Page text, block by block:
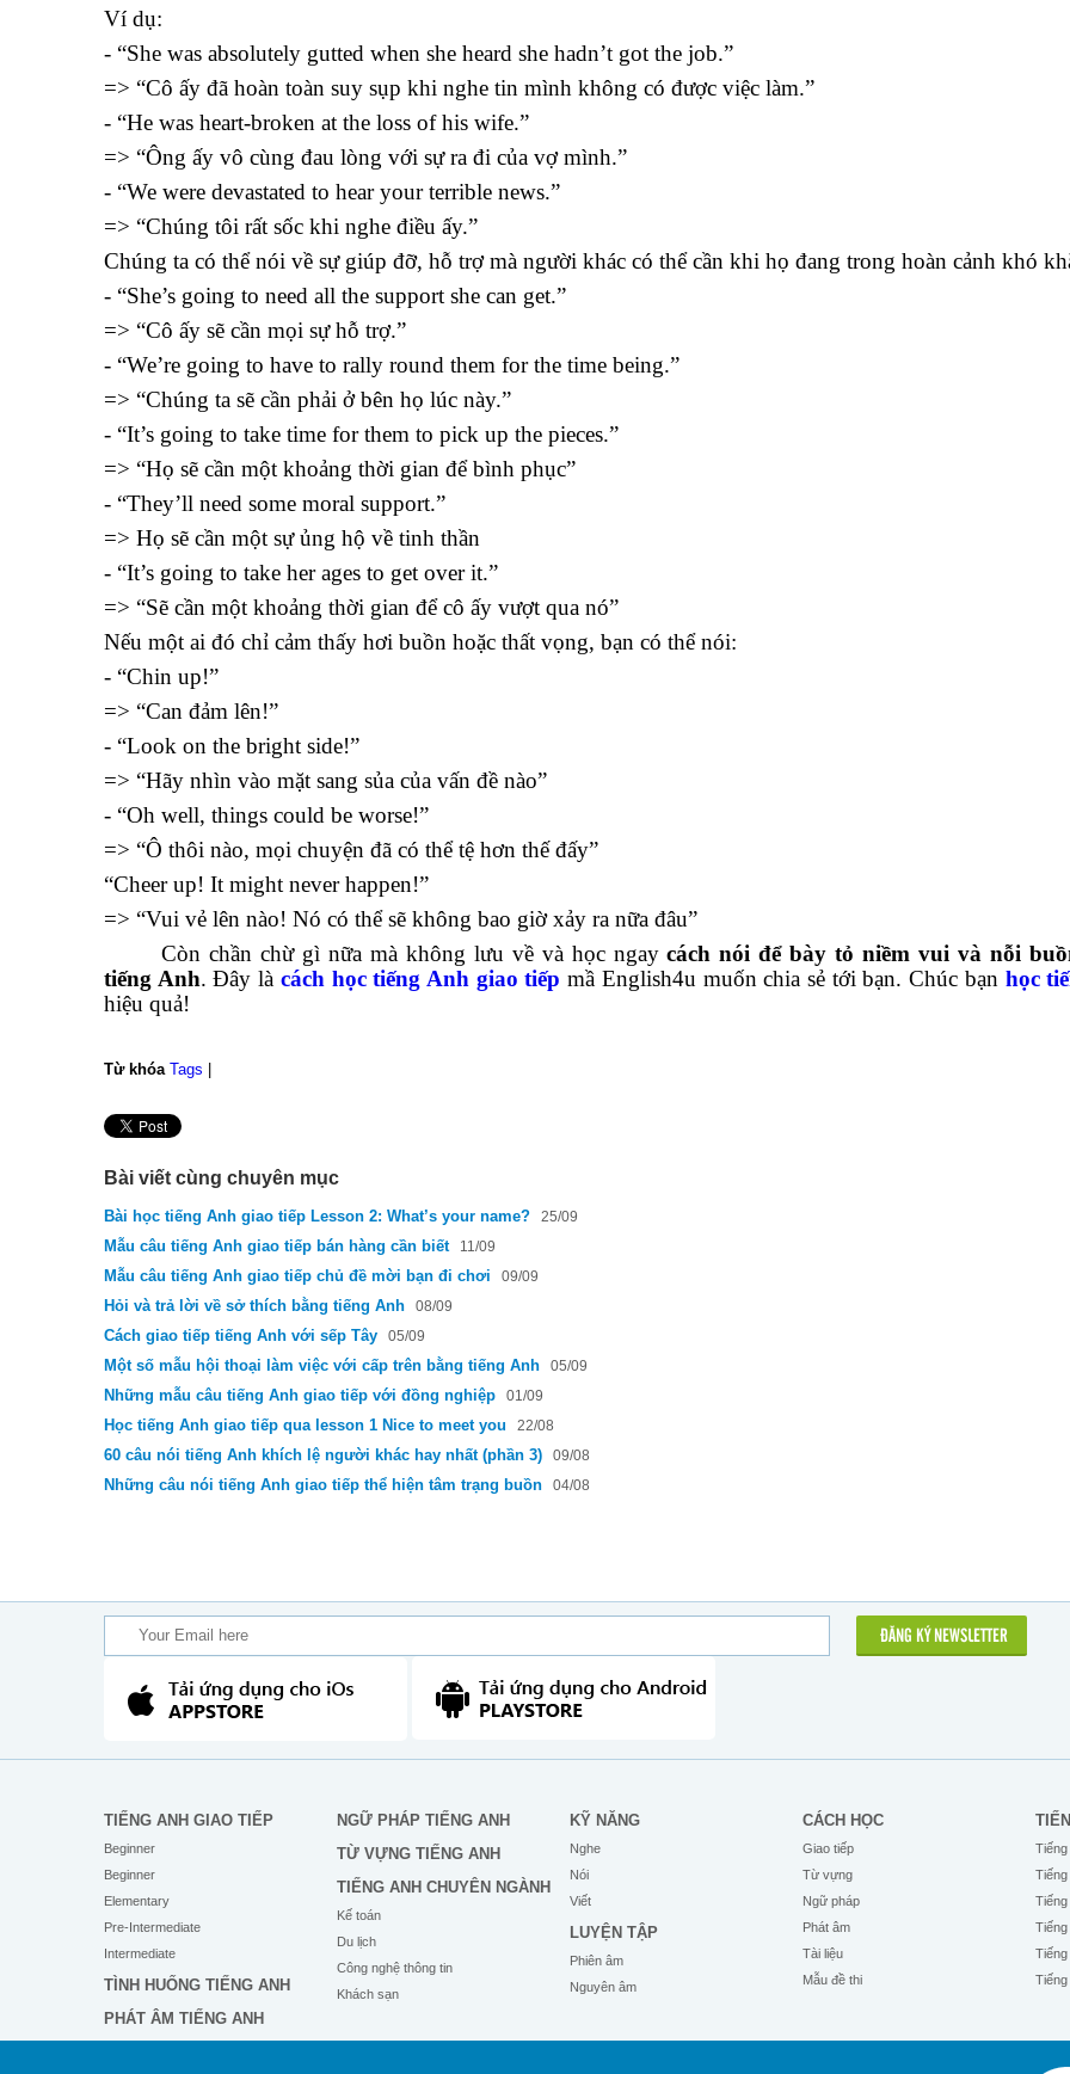
Ví dụ:
- “She was absolutely gutted when she heard she hadn’t got the job.”
=> “Cô ấy đã hoàn toàn suy sụp khi nghe tin mình không có được việc làm.”
- “He was heart-broken at the loss of his wife.”
=> “Ông ấy vô cùng đau lòng với sự ra đi của vợ mình.”
- “We were devastated to hear your terrible news.”
=> “Chúng tôi rất sốc khi nghe điều ấy.”
Chúng ta có thể nói về sự giúp đỡ, hỗ trợ mà người khác có thể cần khi họ đang trong hoàn cảnh khó
- “She’s going to need all the support she can get.”
=> “Cô ấy sẽ cần mọi sự hỗ trợ.”
- “We’re going to have to rally round them for the time being.”
=> “Chúng ta sẽ cần phải ở bên họ lúc này.”
- “It’s going to take time for them to pick up the pieces.”
=> “Họ sẽ cần một khoảng thời gian để bình phục”
- “They’ll need some moral support.”
=> Họ sẽ cần một sự ủng hộ về tinh thần
- “It’s going to take her ages to get over it.”
=> “Sẽ cần một khoảng thời gian để cô ấy vượt qua nó”
Nếu một ai đó chỉ cảm thấy hơi buồn hoặc thất vọng, bạn có thể nói:
- “Chin up!”
=> “Can đảm lên!”
- “Look on the bright side!”
=> “Hãy nhìn vào mặt sang sủa của vấn đề nào”
- “Oh well, things could be worse!”
=> “Ô thôi nào, mọi chuyện đã có thể tệ hơn thế đấy”
“Cheer up! It might never happen!”
=> “Vui vẻ lên nào! Nó có thể sẽ không bao giờ xảy ra nữa đâu”
Còn chần chừ gì nữa mà không lưu về và học ngaycách nói để bày tỏ niềm vui và nỗi
tiếng Anh. Đây là cách học tiếng Anh giao tiếp mầ English4u muốn chia sẻ tới bạn. Chúc bạn học
hiệu quả!
Từ khóa Tags
Bài viết cùng chuyên mục
Bài học tiếng Anh giao tiếp Lesson 2: What’s your name? 25/09
Mẫu câu tiếng Anh giao tiếp bán hàng cần biết 11/09
Mẫu câu tiếng Anh giao tiếp chủ đề mời bạn đi chơi 09/09
Hỏi và trả lời về sở thích bằng tiếng Anh 08/09
Cách giao tiếp tiếng Anh với sếp Tây 05/09
Một số mẫu hội thoại làm việc với cấp trên bằng tiếng Anh 05/09
Những mẫu câu tiếng Anh giao tiếp với đồng nghiệp 01/09
Học tiếng Anh giao tiếp qua lesson 1 Nice to meet you 22/08
60 câu nói tiếng Anh khích lệ người khác hay nhất (phần 3) 09/08
Những câu nói tiếng Anh giao tiếp thể hiện tâm trạng buồn 04/08
ĐĂNG KÝ NEWSLETTER
TIẾNG ANH GIAO TIẾP
Beginner
Beginner
Elementary
Pre-Intermediate
Intermediate
TÌNH HUỐNG TIẾNG ANH
PHÁT ÂM TIẾNG ANH
NGỮ PHÁP TIẾNG ANH
TỪ VỰNG TIẾNG ANH
TIẾNG ANH CHUYÊN NGÀNH
Kế toán
Du lịch
Công nghệ thông tin
Khách sạn
KỸ NĂNG
Nghe
Nói
Viết
LUYỆN TẬP
Phiên âm
Nguyên âm
CÁCH HỌC
Giao tiếp
Từ vựng
Ngữ pháp
Phát âm
Tài liệu
Mẫu đề thi
Tiếng